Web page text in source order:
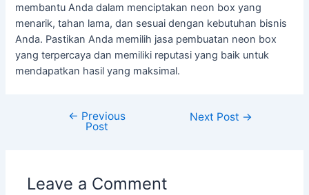
membantu Anda dalam menciptakan neon box yang
menarik, tahan lama, dan sesuai dengan kebutuhan bisnis
Anda. Pastikan Anda memilih jasa pembuatan neon box
yang terpercaya dan memiliki reputasi yang baik untuk
mendapatkan hasil yang maksimal.
← Previous
Post
Next Post →
Leave a Comment